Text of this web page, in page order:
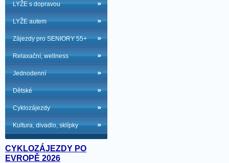
LYŽE s dopravou
LYŽE autem
Zájezdy pro SENIORY 55+
Relaxační, wellness
Jednodenní
Dětské
Cyklozájezdy
Kultura, divadlo, sklípky
CYKLOZÁJEZDY PO
EVROPĚ 2026